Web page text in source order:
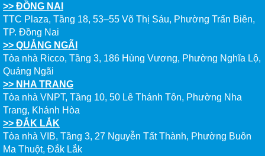
>> ĐỒNG NAI
TTC Plaza, Tầng 18, 53–55 Võ Thị Sáu, Phường Trấn Biên,
TP. Đồng Nai
>> QUẢNG NGÃI
Tòa nhà Ricco, Tầng 3, 186 Hùng Vương, Phường Nghĩa Lộ,
Quảng Ngãi
>> NHA TRANG
Tòa nhà VNPT, Tầng 10, 50 Lê Thánh Tôn, Phường Nha
Trang, Khánh Hòa
>> ĐẮK LẮK
Tòa nhà VIB, Tầng 3, 27 Nguyễn Tất Thành, Phường Buôn
Ma Thuột, Đắk Lắk